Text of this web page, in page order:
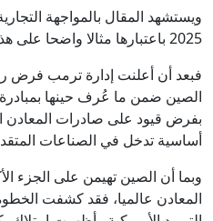
ويستشهد المقال بالمواجهة
2025 باعتبارها مثالا واضحا على هذا الخلل.
فبعد أن أعلنت إدارة ترمب
الصين ضمن ما عُرف حينها
بفرض قيود على صادرات المعادن
أساسية تدخل في الصناعات
وبما أن الصين تهيمن على الجزء
المعادن عالميا، فقد كشفت